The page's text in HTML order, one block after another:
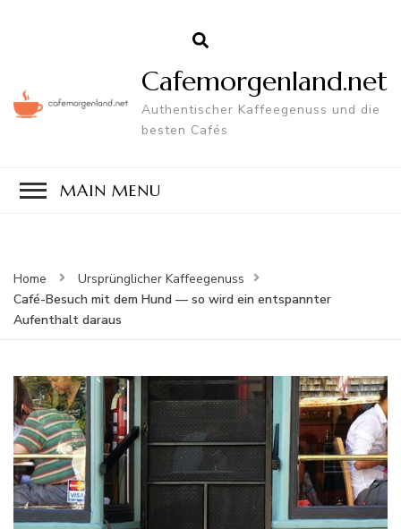
Cafemorgenland.net
Authentischer Kaffeegenuss und die
besten Cafés
MAIN MENU
Home
Ursprünglicher Kaffeegenuss
Café-Besuch mit dem Hund — so wird ein entspannter
Aufenthalt daraus